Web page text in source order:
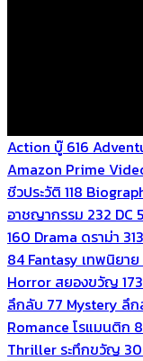
Action บู๊ 616
Amazon Prime
ชีวประวัติ 118
อาชญากรรม 232 DC 5
160 Drama ดราม่า 313
84 Fantasy เทพนิยาย
Horror สยองขวัญ 173
ลึกลับ 77 Mystery ลึ
Romance โรแมนติก
Thriller ระทึกขวัญ